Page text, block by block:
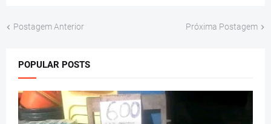
Postagem Anterior Próxima Postagem
POPULAR POSTS